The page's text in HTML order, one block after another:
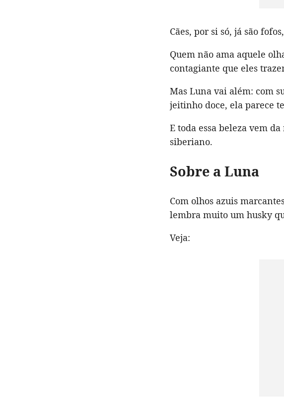
Cães, por si só, já são
Quem não ama aquele
contagiante que eles
Mas Luna vai além: com
jeitinho doce, ela parece
E toda essa beleza vem
siberiano.
Sobre a Luna
Com olhos azuis
lembra muito um husky
Veja: